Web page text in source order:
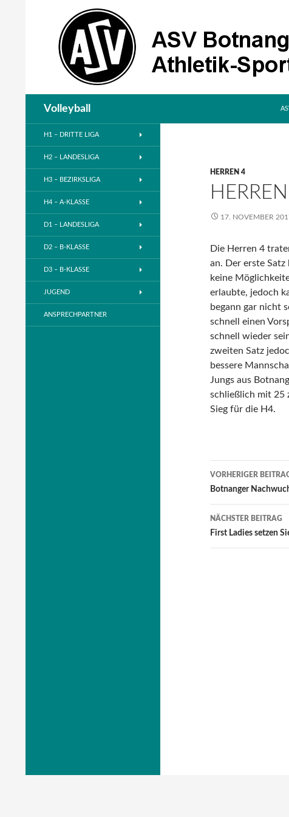
Volleyball
HERREN 4
17. NOVEMBER
Die Herren 4
an. Der erste
keine
erlaubte, jedoch
begann gar nicht
schnell einen
schnell wieder
zweiten Satz
bessere
Jungs aus
schließlich mit 25
Sieg für die H4.
Beitrags-
Navigation
VORHERIGER
Botnanger
NÄCHSTER BEITRAG
First Ladies setzen
H1 – DRITTE LIGA
H2 – LANDESLIGA
H3 – BEZIRKSLIGA
H4 – A-KLASSE
D1 – LANDESLIGA
D2 – B-KLASSE
D3 – B-KLASSE
JUGEND
ANSPRECHPARTNER